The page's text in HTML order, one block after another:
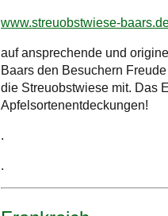
www.streuobstwiese-
auf ansprechende und
Baars den Besuchern
die Streuobstwiese mit. Das
Apfelsortenentdeckungen!
.
.